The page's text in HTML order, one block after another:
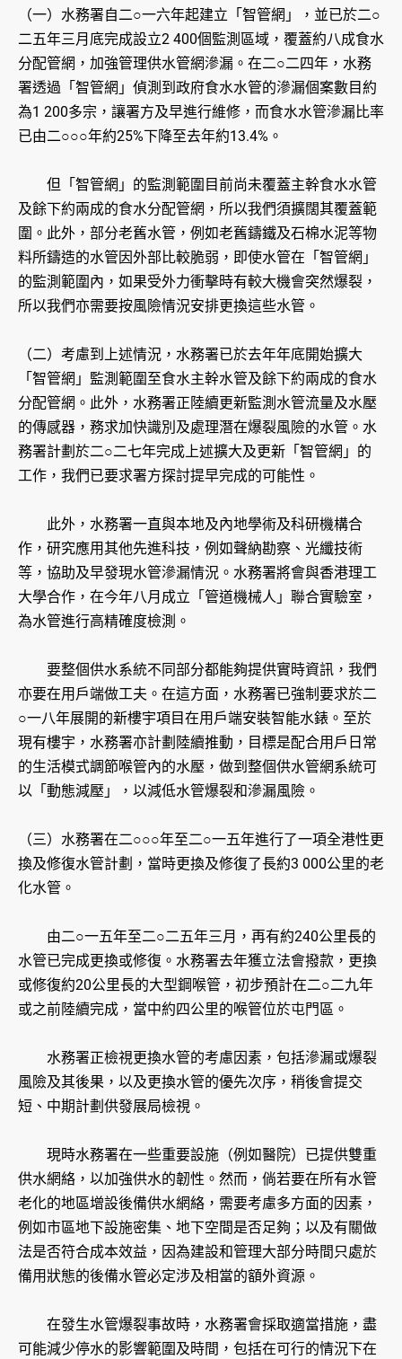
（一）水務署自二○一六年起建立「智管網」，並已於二○
二五年三月底完成設立2 400個監測區域，覆蓋約八成食水
分配管網，加強管理供水管網滲漏。在二○二四年，水務
署透過「智管網」偵測到政府食水水管的滲漏個案數目約
為1 200多宗，讓署方及早進行維修，而食水水管滲漏比率
已由二○○○年約25%下降至去年約13.4%。
但「智管網」的監測範圍目前尚未覆蓋主幹食水水管
及餘下約兩成的食水分配管網，所以我們須擴闊其覆蓋範
圍。此外，部分老舊水管，例如老舊鑄鐵及石棉水泥等物
料所鑄造的水管因外部比較脆弱，即使水管在「智管網」
的監測範圍內，如果受外力衝擊時有較大機會突然爆裂，
所以我們亦需要按風險情況安排更換這些水管。
（二）考慮到上述情況，水務署已於去年年底開始擴大
「智管網」監測範圍至食水主幹水管及餘下約兩成的食水
分配管網。此外，水務署正陸續更新監測水管流量及水壓
的傳感器，務求加快識別及處理潛在爆裂風險的水管。水
務署計劃於二○二七年完成上述擴大及更新「智管網」的
工作，我們已要求署方探討提早完成的可能性。
此外，水務署一直與本地及內地學術及科研機構合
作，研究應用其他先進科技，例如聲納勘察、光纖技術
等，協助及早發現水管滲漏情況。水務署將會與香港理工
大學合作，在今年八月成立「管道機械人」聯合實驗室，
為水管進行高精確度檢測。
要整個供水系統不同部分都能夠提供實時資訊，我們
亦要在用戶端做工夫。在這方面，水務署已強制要求於二
○一八年展開的新樓宇項目在用戶端安裝智能水錶。至於
現有樓宇，水務署亦計劃陸續推動，目標是配合用戶日常
的生活模式調節喉管內的水壓，做到整個供水管網系統可
以「動態減壓」，以減低水管爆裂和滲漏風險。
（三）水務署在二○○○年至二○一五年進行了一項全港性更
換及修復水管計劃，當時更換及修復了長約3 000公里的老
化水管。
由二○一五年至二○二五年三月，再有約240公里長的
水管已完成更換或修復。水務署去年獲立法會撥款，更換
或修復約20公里長的大型鋼喉管，初步預計在二○二九年
或之前陸續完成，當中約四公里的喉管位於屯門區。
水務署正檢視更換水管的考慮因素，包括滲漏或爆裂
風險及其後果，以及更換水管的優先次序，稍後會提交
短、中期計劃供發展局檢視。
現時水務署在一些重要設施（例如醫院）已提供雙重
供水網絡，以加強供水的韌性。然而，倘若要在所有水管
老化的地區增設後備供水網絡，需要考慮多方面的因素，
例如市區地下設施密集、地下空間是否足夠；以及有關做
法是否符合成本效益，因為建設和管理大部分時間只處於
備用狀態的後備水管必定涉及相當的額外資源。
在發生水管爆裂事故時，水務署會採取適當措施，盡
可能減少停水的影響範圍及時間，包括在可行的情況下在